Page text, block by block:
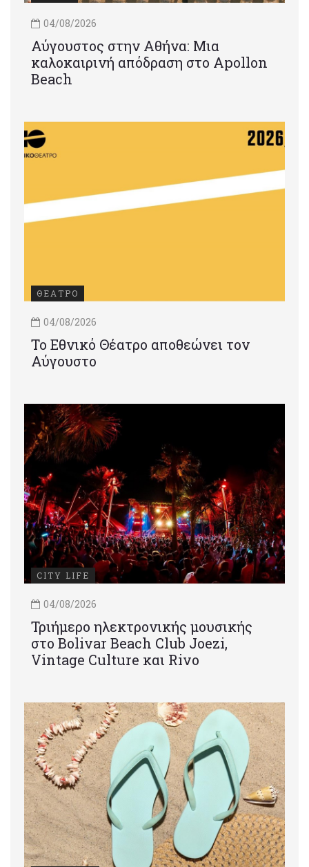
04/08/2026
Αύγουστος στην Αθήνα: Μια
καλοκαιρινή απόδραση στο Apollon
Beach
ΘΕΑΤΡΟ
04/08/2026
Το Εθνικό Θέατρο αποθεώνει τον
Αύγουστο
CITY LIFE
04/08/2026
Τριήμερο ηλεκτρονικής μουσικής
στο Bolivar Beach Club Joezi,
Vintage Culture και Rivo